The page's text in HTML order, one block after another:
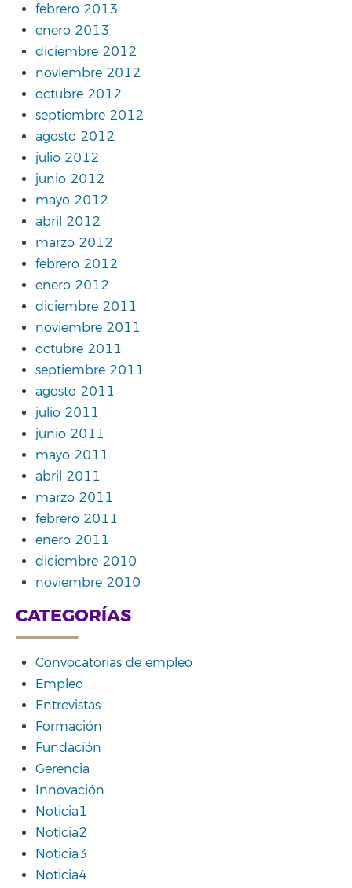
febrero 2013
enero 2013
diciembre 2012
noviembre 2012
octubre 2012
septiembre 2012
agosto 2012
julio 2012
junio 2012
mayo 2012
abril 2012
marzo 2012
febrero 2012
enero 2012
diciembre 2011
noviembre 2011
octubre 2011
septiembre 2011
agosto 2011
julio 2011
junio 2011
mayo 2011
abril 2011
marzo 2011
febrero 2011
enero 2011
diciembre 2010
noviembre 2010
CATEGORÍAS
Convocatorias de empleo
Empleo
Entrevistas
Formación
Fundación
Gerencia
Innovación
Noticia1
Noticia2
Noticia3
Noticia4